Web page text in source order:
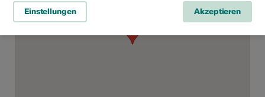
Einstellungen Akzeptieren